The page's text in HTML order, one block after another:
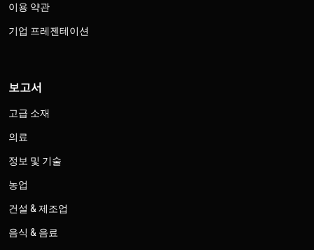
이용 약관
기업 프레젠테이션
보고서
고급 소재
의료
정보 및 기술
농업
건설 & 제조업
음식 & 음료